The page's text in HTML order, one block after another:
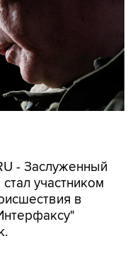
- Заслуженный
участником
в